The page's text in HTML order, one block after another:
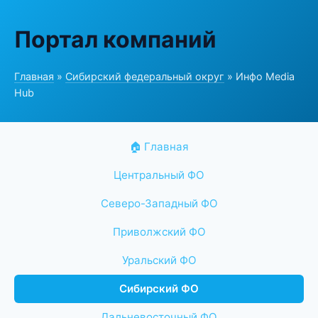
Портал компаний
Главная » Сибирский федеральный округ » Инфо Media
Hub
🏠 Главная
Центральный ФО
Северо-Западный ФО
Приволжский ФО
Уральский ФО
Сибирский ФО